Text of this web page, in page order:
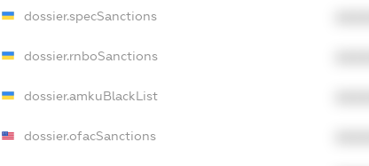
dossier.specSanctions
dossier.rnboSanctions
dossier.amkuBlackList
dossier.ofacSanctions